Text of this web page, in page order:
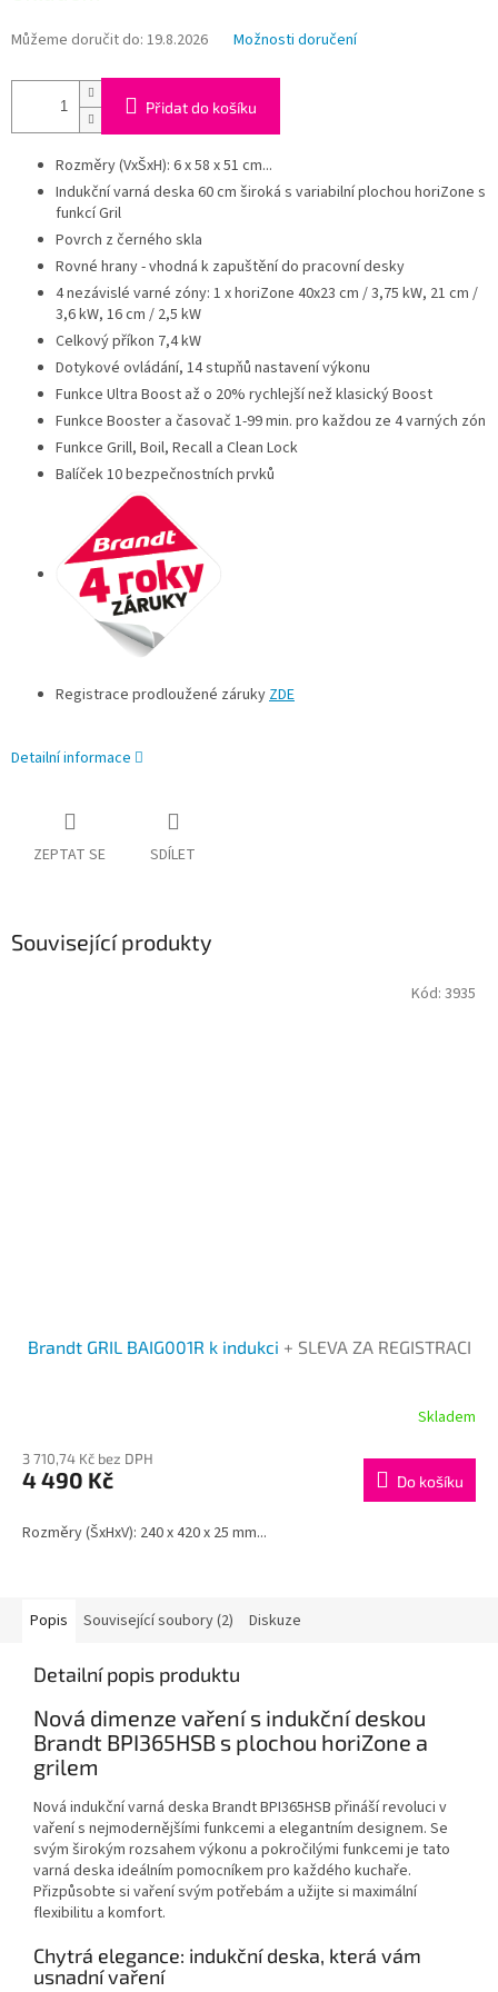
Můžeme doručit do: 19.8.2026 Možnosti doručení
Přidat do košíku
Rozměry (VxŠxH): 6 x 58 x 51 cm...
Indukční varná deska 60 cm široká s variabilní plochou horiZone s
funkcí Gril
Povrch z černého skla
Rovné hrany - vhodná k zapuštění do pracovní desky
4 nezávislé varné zóny: 1 x horiZone 40x23 cm / 3,75 kW, 21 cm /
3,6 kW, 16 cm / 2,5 kW
Celkový příkon 7,4 kW
Dotykové ovládání, 14 stupňů nastavení výkonu
Funkce Ultra Boost až o 20% rychlejší než klasický Boost
Funkce Booster a časovač 1-99 min. pro každou ze 4 varných zón
Funkce Grill, Boil, Recall a Clean Lock
Balíček 10 bezpečnostních prvků
Registrace prodloužené zárukyZDE
Detailní informace
ZEPTAT SE SDÍLET
Související produkty
Brandt GRIL BAIG001R k indukci + SLEVA ZA REGISTRACI
Skladem
3 710,74 Kč bez DPH
4 490 Kč Do košíku
Rozměry (ŠxHxV): 240 x 420 x 25 mm...
Kód: 3935
Popis Související soubory (2) Diskuze
Detailní popis produktu
Nová dimenze vaření s indukční deskou
Brandt BPI365HSB s plochou horiZone a
grilem
Nová indukční varná deska Brandt BPI365HSB přináší revoluci v
vaření s nejmodernějšími funkcemi a elegantním designem. Se
svým širokým rozsahem výkonu a pokročilými funkcemi je tato
varná deska ideálním pomocníkem pro každého kuchaře.
Přizpůsobte si vaření svým potřebám a užijte si maximální
flexibilitu a komfort.
Chytrá elegance: indukční deska, která vám
usnadní vaření